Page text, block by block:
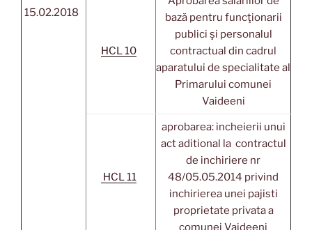
15.02.2018
HCL 10
bază pentru funcţionarii
publici şi personalul
contractual din cadrul
aparatului de specialitate al
Primarului comunei
Vaideeni
HCL 11
aprobarea: incheierii unui
act aditional la contractul
de inchiriere nr
48/05.05.2014 privind
inchirierea unei pajisti
proprietate privata a
comunei Vaideeni